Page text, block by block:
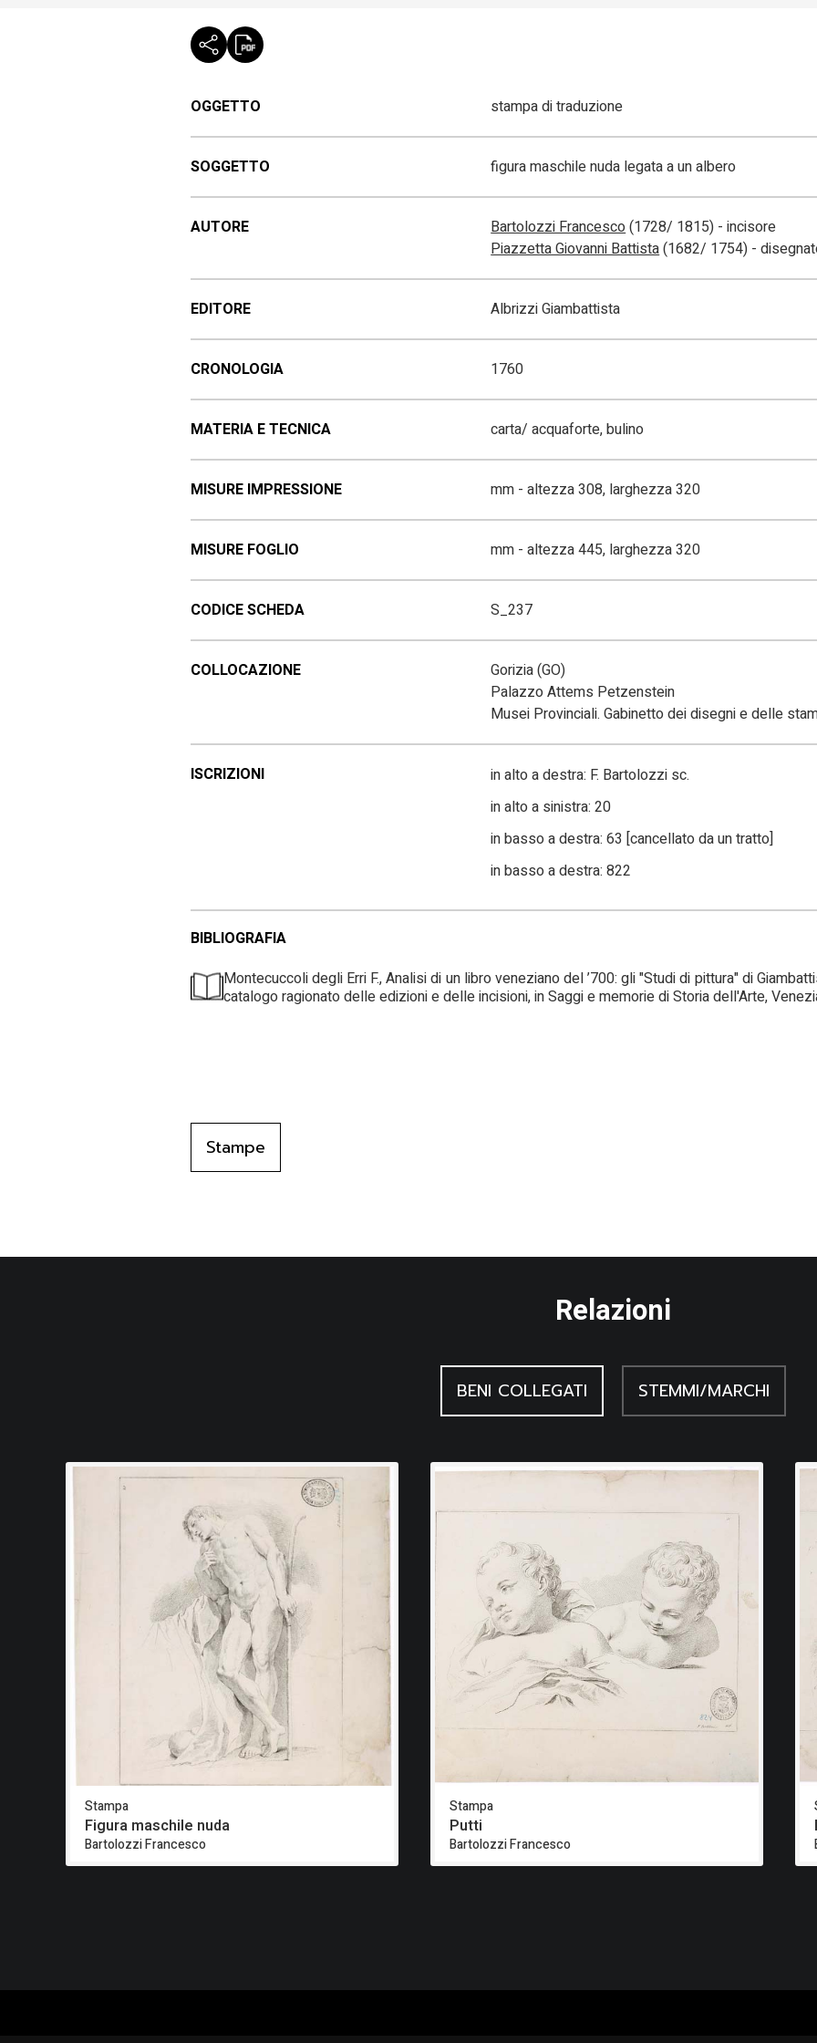
OGGETTO stampa di traduzione
SOGGETTO figura maschile nuda legata a un albero
AUTORE Bartolozzi Francesco(1728/ 1815) - incisore
Piazzetta Giovanni Battista(1682/ 1754) -
EDITORE Albrizzi Giambattista
CRONOLOGIA 1760
MATERIA E TECNICA carta/ acquaforte, bulino
MISURE IMPRESSIONE mm - altezza 308, larghezza 320
MISURE FOGLIO mm - altezza 445, larghezza 320
CODICE SCHEDA S_237
COLLOCAZIONE
Gorizia (GO)
Palazzo Attems Petzenstein
Musei Provinciali. Gabinetto dei disegni e delle
ISCRIZIONI
in alto a destra: F. Bartolozzi sc.
in alto a sinistra: 20
in basso a destra: 63 [cancellato da un tratto]
in basso a destra: 822
BIBLIOGRAFIA
Montecuccoli degli Erri F., Analisi di un libro veneziano del ’700: gli "Studi di pittura" di
catalogo ragionato delle edizioni e delle incisioni, in Saggi e memorie di Storia dell'Arte,
Stampe
Relazioni
BENI COLLEGATI STEMMI/MARCHI
Stampa
Figura maschile nuda
Bartolozzi Francesco
Stampa
Putti
Bartolozzi Francesco